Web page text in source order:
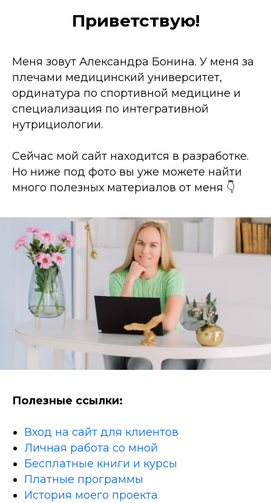
Приветствую!
Меня зовут Александра Бонина. У меня за
плечами медицинский университет,
ординатура по спортивной медицине и
специализация по интегративной
нутрициологии.
Сейчас мой сайт находится в разработке.
Но ниже под фото вы уже можете найти
много полезных материалов от меня 👇
Полезные ссылки:
Вход на сайт для клиентов
Личная работа со мной
Бесплатные книги и курсы
Платные программы
История моего проекта